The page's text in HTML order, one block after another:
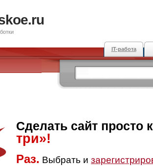
IT-работа
Сделать сайт просто
три»!
Раз. Выбрать и